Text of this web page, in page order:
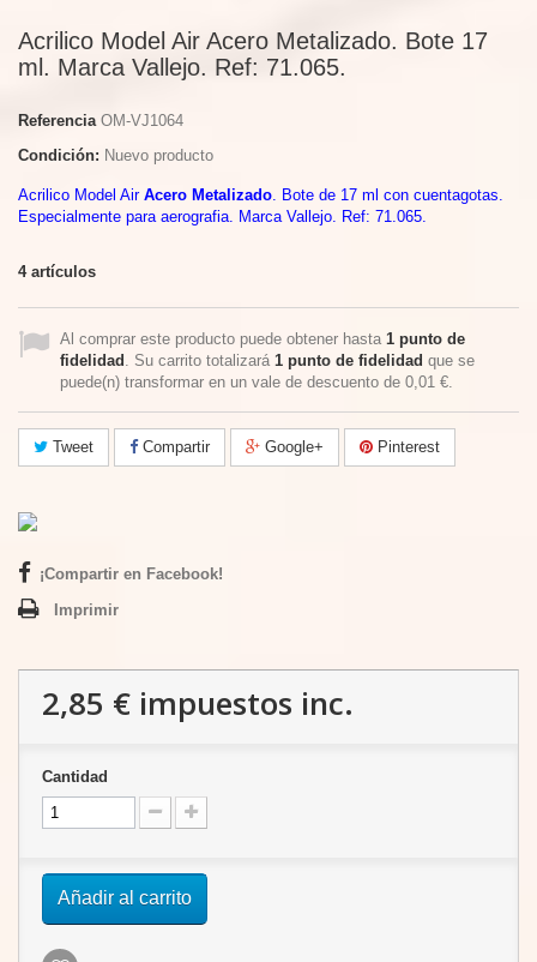
Acrilico Model Air Acero Metalizado. Bote 17
ml. Marca Vallejo. Ref: 71.065.
Referencia OM-VJ1064
Condición: Nuevo producto
Acrilico Model AirAcero Metalizado. Bote de 17 ml con cuentagotas.
Especialmente para aerografia. Marca Vallejo. Ref: 71.065.
4 artículos
Al comprar este producto puede obtener hasta 1 punto de
fidelidad . Su carrito totalizará 1 punto de fidelidad que se
puede(n) transformar en un vale de descuento de 0,01 €.
Tweet Compartir Google+ Pinterest
¡Compartir en Facebook!
Imprimir
2,85 € impuestos inc.
Cantidad
Añadir al carrito